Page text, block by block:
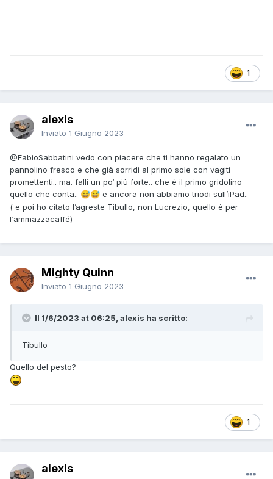
1
alexis
Inviato 1 Giugno 2023
@FabioSabbatini vedo con piacere che ti hanno regalato un
pannolino fresco e che già sorridi al primo sole con vagiti
promettenti.. ma. falli un po‘ più forte.. che è il primo gridolino
quello che conta.. 😅😅 e ancora non abbiamo triodi sull’iPad..
( e poi ho citato l’agreste Tibullo, non Lucrezio, quello è per
l‘ammazzacaffé)
Mighty Quinn
Inviato 1 Giugno 2023
Il 1/6/2023 at 06:25, alexis ha scritto:
Tibullo
Quello del pesto?
1
alexis